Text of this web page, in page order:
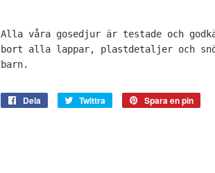
Alla våra gosedjur är testade och
bort alla lappar, plastdetaljer och
barn.
Dela
Dela
Twittra
Twittra
Spara en pin